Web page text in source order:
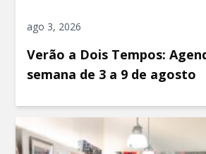
ago 3, 2026
Verão a Dois Tempos:
semana de 3 a 9 de agosto